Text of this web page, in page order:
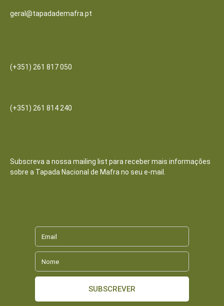
geral@tapadademafra.pt
(+351) 261 817 050
(+351) 261 814 240
Subscreva a nossa mailing list para receber mais informações
sobre a Tapada Nacional de Mafra no seu e-mail.